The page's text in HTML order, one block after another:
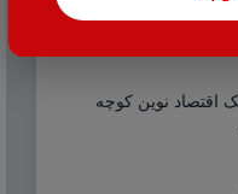
اقتصاد نوین کوچه